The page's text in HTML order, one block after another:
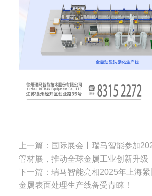
上一篇： 国际展会丨瑞马智能参加
管材展，推动全球金属工业创新升级
下一篇：瑞马智能亮相2025年上海紧
金属表面处理生产线备受青睐！